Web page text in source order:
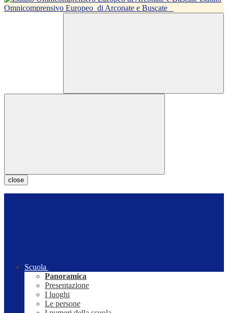
Omnicomprensivo Europeo di Arconate e Buscate
close
Scuola
Panoramica
Presentazione
I luoghi
Le persone